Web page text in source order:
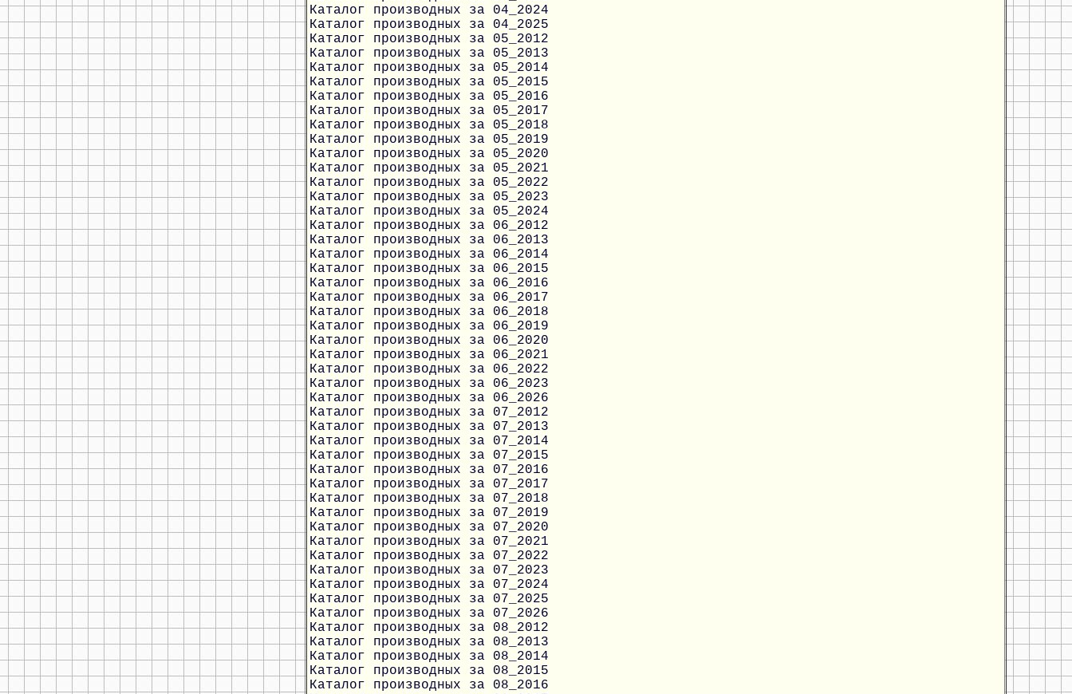
Каталог производных за 04_2024
Каталог производных за 04_2025
Каталог производных за 05_2012
Каталог производных за 05_2013
Каталог производных за 05_2014
Каталог производных за 05_2015
Каталог производных за 05_2016
Каталог производных за 05_2017
Каталог производных за 05_2018
Каталог производных за 05_2019
Каталог производных за 05_2020
Каталог производных за 05_2021
Каталог производных за 05_2022
Каталог производных за 05_2023
Каталог производных за 05_2024
Каталог производных за 06_2012
Каталог производных за 06_2013
Каталог производных за 06_2014
Каталог производных за 06_2015
Каталог производных за 06_2016
Каталог производных за 06_2017
Каталог производных за 06_2018
Каталог производных за 06_2019
Каталог производных за 06_2020
Каталог производных за 06_2021
Каталог производных за 06_2022
Каталог производных за 06_2023
Каталог производных за 06_2026
Каталог производных за 07_2012
Каталог производных за 07_2013
Каталог производных за 07_2014
Каталог производных за 07_2015
Каталог производных за 07_2016
Каталог производных за 07_2017
Каталог производных за 07_2018
Каталог производных за 07_2019
Каталог производных за 07_2020
Каталог производных за 07_2021
Каталог производных за 07_2022
Каталог производных за 07_2023
Каталог производных за 07_2024
Каталог производных за 07_2025
Каталог производных за 07_2026
Каталог производных за 08_2012
Каталог производных за 08_2013
Каталог производных за 08_2014
Каталог производных за 08_2015
Каталог производных за 08_2016